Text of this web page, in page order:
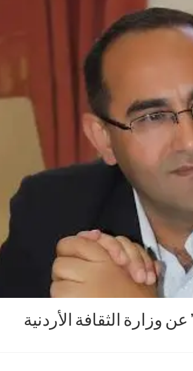
وزارة الثقافة الأردنية